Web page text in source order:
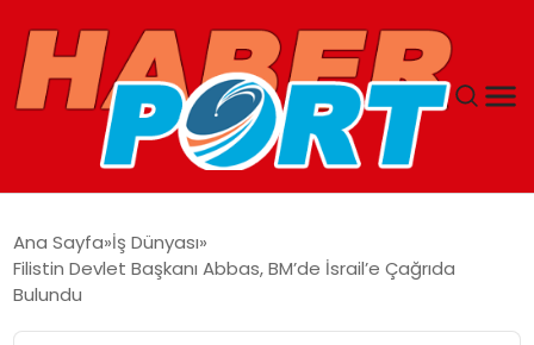
GUNCEL
Ana Sayfa İş Dünyası
Filistin Devlet Başkanı Abbas, BM’de İsrail’e Çağrıda
Bulundu